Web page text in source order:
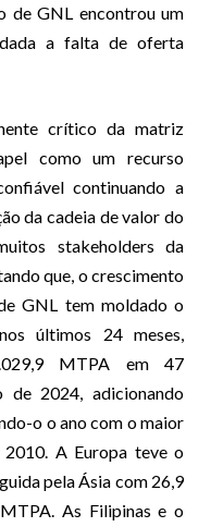
de GNL encontrou um
a falta de oferta
crítico da matriz
como um recurso
continuando a
da cadeia de valor do
stakeholders da
que, o crescimento
GNL tem moldado o
últimos 24 meses,
MTPA em 47
de 2024, adicionando
o o ano com o maior
2010. A Europa teve o
pela Ásia com 26,9
As Filipinas e o